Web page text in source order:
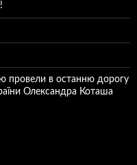
провели в останню дорогу
Олександра Коташа